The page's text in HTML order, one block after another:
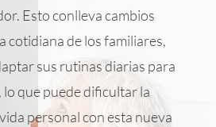
Esto conlleva cambios
cotidiana de los familiares,
sus rutinas diarias para
que puede dificultar la
personal con esta nueva